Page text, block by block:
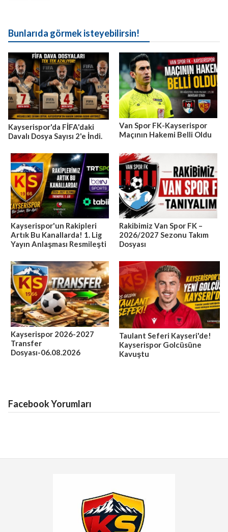
Bunlarıda görmek isteyebilirsin!
Kayserispor'da FİFA'daki
Davalı Dosya Sayısı 2'e İndi.
Van Spor FK-Kayserispor
Maçının Hakemi Belli Oldu
Kayserispor'un Rakipleri
Artık Bu Kanallarda! 1. Lig
Yayın Anlaşması Resmileşti
Rakibimiz Van Spor FK –
2026/2027 Sezonu Takım
Dosyası
Kayserispor 2026-2027
Transfer
Dosyası-06.08.2026
Taulant Seferi Kayseri'de!
Kayserispor Golcüsüne
Kavuştu
Facebook Yorumları